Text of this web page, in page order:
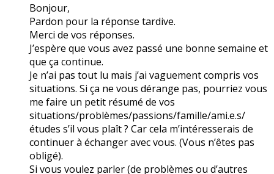
Bonjour,
Pardon pour la réponse tardive.
Merci de vos réponses.
J’espère que vous avez passé une bonne semaine et
que ça continue.
Je n’ai pas tout lu mais j’ai vaguement compris vos
situations. Si ça ne vous dérange pas, pourriez vous
me faire un petit résumé de vos
situations/problèmes/passions/famille/ami.e.s/
études s’il vous plaît ? Car cela m’intéresserais de
continuer à échanger avec vous. (Vous n’êtes pas
obligé).
Si vous voulez parler (de problèmes ou d’autres